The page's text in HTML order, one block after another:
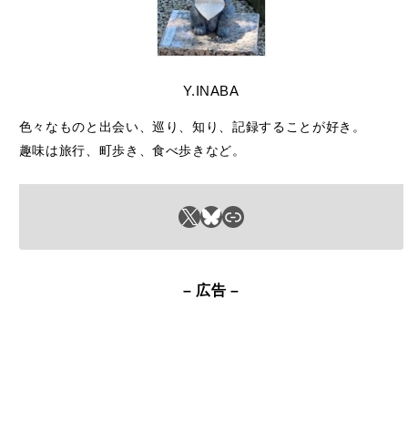
Y.INABA
趣味は旅行、町歩き、食べ歩きなど。
X Bluesky リンク
– 広告 –